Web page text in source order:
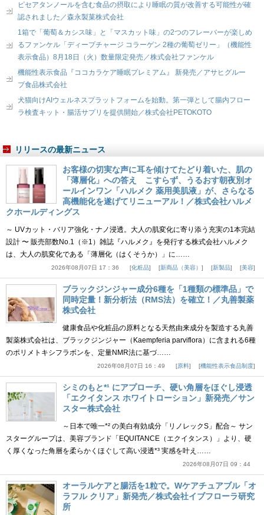
ピセアタンノールを含む食品の摂取により睡眠の質が改善する可能性が確
認されました／森永製菓株式会社
1箱で「葡萄＆カシス味」と「マスカット味」の2つのフレーバーが楽しめ
るファンケル「ディープチャージ コラーゲン 2種の葡萄ゼリー」（機能性
表示食品）8月18日（火）数量限定発売／株式会社ファンケル
機能性表示食品『ココカラケア睡眠プレミアム』 新発売／アサヒグルー
プ食品株式会社
犬猫向けAIウェルネスプラットフォームを始動。第一弾として腸内フロー
ラ検査キット・腸活サプリを提供開始／株式会社PETOKOTO
リリースの最新ニュース
お客様の切実な声に耳を傾けてたどり着いた、肌の
「薄層化」への答え こすらず、うるおす朝夜別オ
ールインワン「ハルメク 薬用美肌液」が、さらなる
高機能化を遂げてリニューアル！／株式会社ハルメ
クホールディングス
～ UVカット・バリア強化・ナノ浸透。大人の肌変化に寄り添う充実の1本完結
設計 〜 販売部数No.1（※1）雑誌『ハルメク』を発行する株式会社ハルメク
は、大人の肌変化である「薄層化（はくそうか）」に……
2026年08月07日 17：36 化粧品 新商品（美容） 新製品 美容
ブラックジンジャー成分6種を「1種類の標準品」で
同時定量！新分析法（RMS法）を確立！／丸善製薬
株式会社
健康食品や化粧品の原料となる天然由来成分を製造する丸善
製薬株式会社は、ブラックジンジャー（Kaempferia parviflora）に含まれる6種
のポリメトキシフラボンを、定量NMR法に基づ……
2026年08月07日 16：49 原料 機能性表示食品制度
シミのもと*¹ にアプローチ、硬い角層をほぐし浸透
「エクイタンス ホワイトローション」新発売／サン
スター株式会社
～日本で唯一*² の美白有効成分「リノレックS」配合～ サン
スターグループは、美容ブランド「EQUITANCE（エクイタンス）」より、硬
く厚くなった角層を柔らかくほぐして高い浸透*³ 実感を叶え……
2026年08月07日 09：44
オーラルケアと腸活を1粒で。Wケアチュアブル「オ
ラフル クリア」新発売／株式会社イブフローラ研究
所